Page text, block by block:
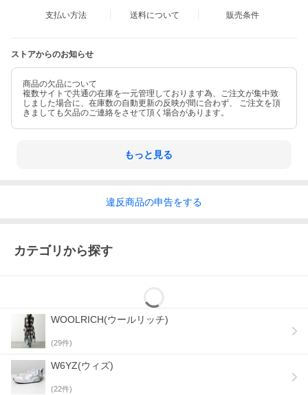
品番
⇒ ギフトラッピングのご注文はこちら
支払い方法 送料について 販売条件
ストアからのお知らせ
商品の欠品について
複数サイトで共通の在庫を一元管理しております為、ご注文が集中致
しました場合に、在庫数の自動更新の反映が間に合わず、 ご注文を頂
きましても欠品のご連絡をさせて頂く場合があります。
もっと見る
違反商品の申告をする
カテゴリから探す
WOOLRICH(ウールリッチ)
(29件)
W6YZ(ウィズ)
(22件)